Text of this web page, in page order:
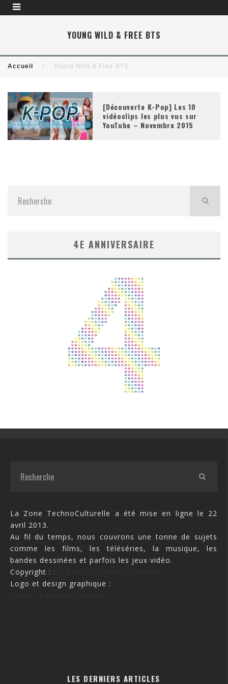
YOUNG WILD & FREE BTS
Accueil Young Wild & Free BTS
[Découverte K-Pop] Les 10
vidéoclips les plus vus sur
YouTube – Novembre 2015
4E ANNIVERSAIRE
La Zone TechnoCulturelle a été mise en ligne le 22
avril 2013.
Au fil du temps, nous couvrons une tonne de sujets
comme les films, les téléséries, la musique, les
bandes dessinées et parfois les jeux vidéo.
Copyright :
Logo et design graphique :
LES DERNIERS ARTICLES